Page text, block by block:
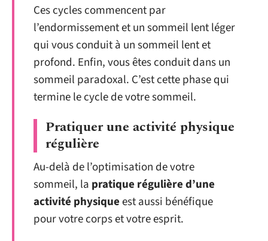
Ces cycles commencent par
l’endormissement et un sommeil lent léger
qui vous conduit à un sommeil lent et
profond. Enfin, vous êtes conduit dans un
sommeil paradoxal. C’est cette phase qui
termine le cycle de votre sommeil.
Pratiquer une activité physique
régulière
Au-delà de l’optimisation de votre
sommeil, la pratique régulière d’une
activité physiqueest aussi bénéfique
pour votre corps et votre esprit.